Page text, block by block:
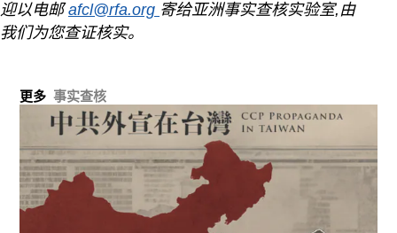
迎以电邮 afcl@rfa.org 寄给亚洲事实查核实验室,由
我们为您查证核实。
更多 事实查核